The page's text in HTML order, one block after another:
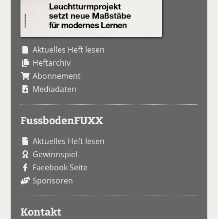
Aktuelles Heft lesen
Heftarchiv
Abonnement
Mediadaten
FussbodenFUXX
Aktuelles Heft lesen
Gewinnspiel
Facebook Seite
Sponsoren
Kontakt